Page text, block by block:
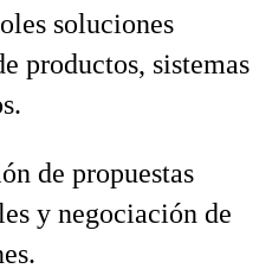
soluciones
productos, sistemas
de propuestas
y negociación de